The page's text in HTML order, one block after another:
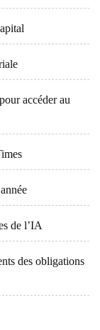
accéder au
de l’IA
des obligations